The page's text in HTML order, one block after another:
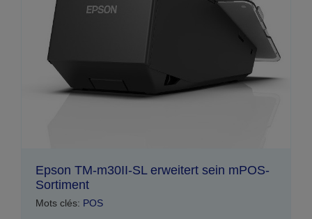
Epson TM-m30II-SL erweitert sein mPOS-
Sortiment
Mots clés: POS